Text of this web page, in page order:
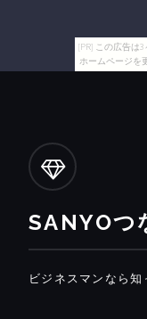
[PR] この広告は
ホームページを
SANYOつ
ビジネスマンなら